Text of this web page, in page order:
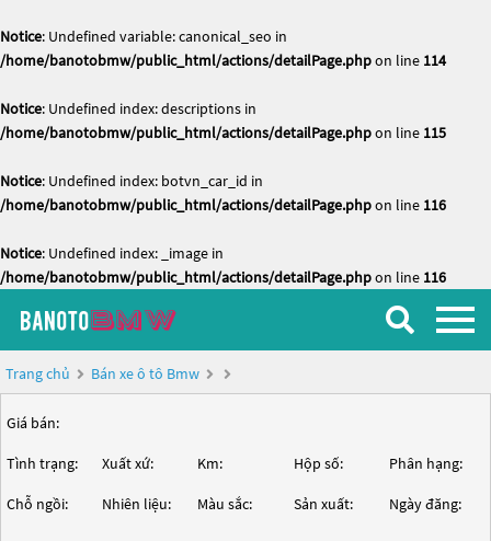
Notice: Undefined variable: canonical_seo in
/home/banotobmw/public_html/actions/detailPage.phpon line 114
Notice: Undefined index: descriptions in
/home/banotobmw/public_html/actions/detailPage.phpon line 115
Notice: Undefined index: botvn_car_id in
/home/banotobmw/public_html/actions/detailPage.phpon line 116
Notice: Undefined index: _image in
/home/banotobmw/public_html/actions/detailPage.phpon line 116
Trang chủ Bán xe ô tô Bmw
Giá bán:
Tình trạng: Xuất xứ: Km: Hộp số: Phân hạng:
Chỗ ngồi: Nhiên liệu: Màu sắc: Sản xuất: Ngày đăng: